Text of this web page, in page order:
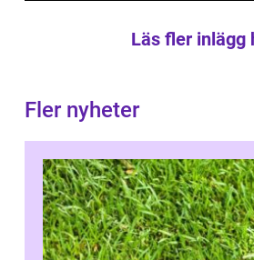
Läs fler inlägg
Fler nyheter